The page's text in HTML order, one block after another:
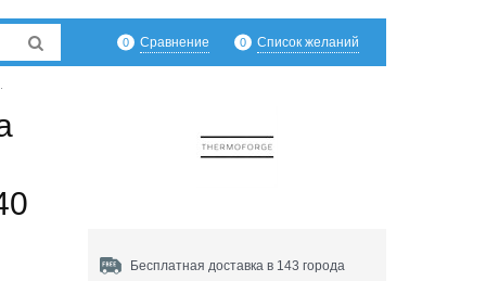
0 Сравнение 0 Список желаний
Бесплатная доставка в 143 города